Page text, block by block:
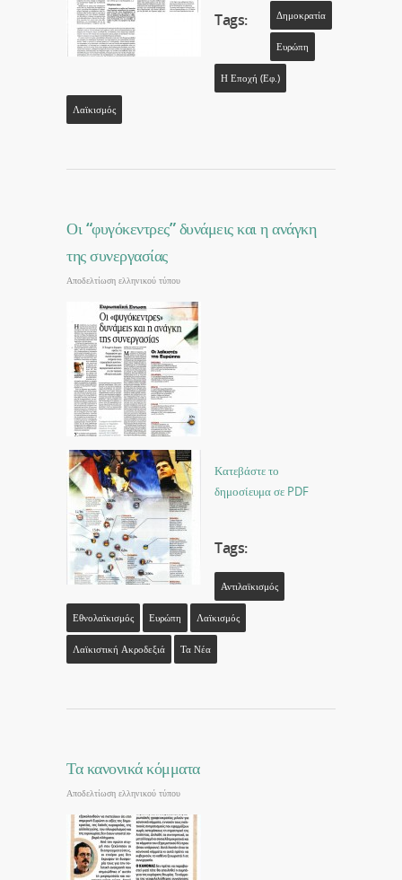
Tags: Δημοκρατία
Ευρώπη
Η Εποχή (εφ.)
Λαϊκισμός
Οι “φυγόκεντρες” δυνάμεις και η ανάγκη
της συνεργασίας
Αποδελτίωση ελληνικού τύπου
Κατεβάστε το
δημοσίευμα σε PDF
Tags:
Αντιλαϊκισμός
Εθνολαϊκισμός Ευρώπη Λαϊκισμός
Λαϊκιστική Ακροδεξιά Τα Νέα
Τα κανονικά κόμματα
Αποδελτίωση ελληνικού τύπου